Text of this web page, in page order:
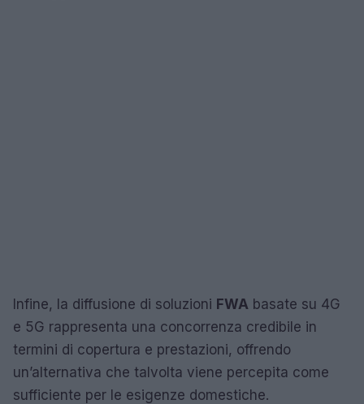
Infine, la diffusione di soluzioni FWA basate su 4G
e 5G rappresenta una concorrenza credibile in
termini di copertura e prestazioni, offrendo
un’alternativa che talvolta viene percepita come
sufficiente per le esigenze domestiche.